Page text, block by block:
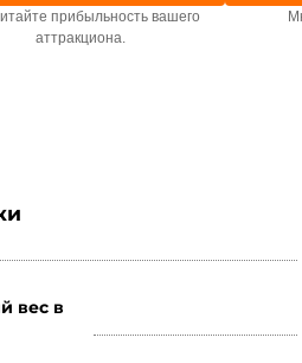
прибыльность вашего
аттракциона.
вес в